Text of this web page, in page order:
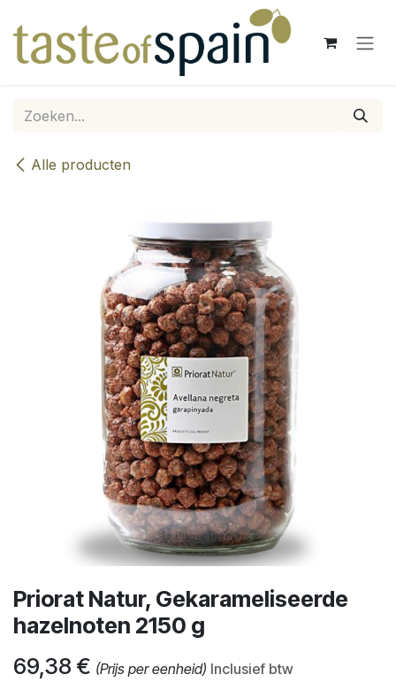
Alle producten
Priorat Natur, Gekarameliseerde
hazelnoten 2150 g
69,38 € (Prijs per eenheid) Inclusief btw